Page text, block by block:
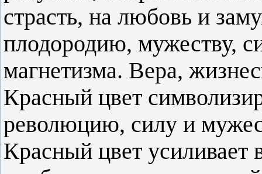
страсть, на любовь и
плодородию, мужеству,
магнетизма. Вера,
Красный цвет
революцию, силу и
Красный цвет усиливает